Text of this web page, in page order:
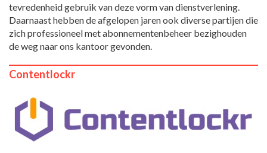
tevredenheid gebruik van deze vorm van dienstverlening.
Daarnaast hebben de afgelopen jaren ook diverse partijen die
zich professioneel met abonnementenbeheer bezighouden
de weg naar ons kantoor gevonden.
Contentlockr